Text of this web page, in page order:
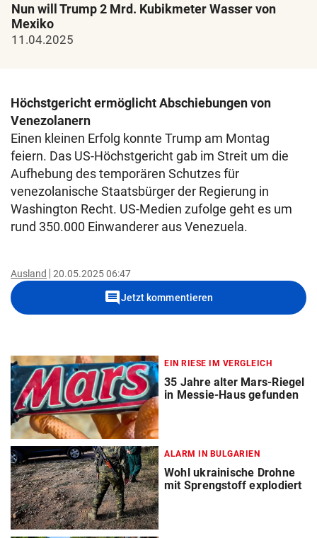
Nun will Trump 2 Mrd. Kubikmeter Wasser von
Mexiko
11.04.2025
Höchstgericht ermöglicht Abschiebungen von
Venezolanern
Einen kleinen Erfolg konnte Trump am Montag
feiern. Das US-Höchstgericht gab im Streit um die
Aufhebung des temporären Schutzes für
venezolanische Staatsbürger der Regierung in
Washington Recht. US-Medien zufolge geht es um
rund 350.000 Einwanderer aus Venezuela.
Ausland 20.05.2025 06:47
commentJetzt kommentieren
EIN RIESE IM VERGLEICH
35 Jahre alter Mars-Riegel
in Messie-Haus gefunden
ALARM IN BULGARIEN
Wohl ukrainische Drohne
mit Sprengstoff explodiert